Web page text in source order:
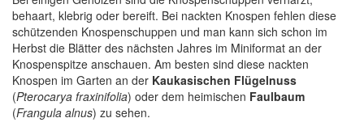
behaart, klebrig oder bereift. Bei nackten Knospen fehlen diese
schützenden Knospenschuppen und man kann sich schon im
Herbst die Blätter des nächsten Jahres im Miniformat an der
Knospenspitze anschauen. Am besten sind diese nackten
Knospen im Garten an der Kaukasischen Flügelnuss
(Pterocarya fraxinifolia) oder dem heimischen Faulbaum
(Frangula alnus) zu sehen.